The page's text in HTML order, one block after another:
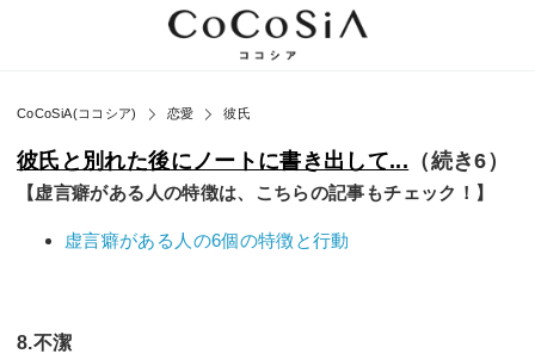
CoCoSiA(ココシア) 恋愛 彼氏
彼氏と別れた後にノートに書き出して... （続き6）
【虚言癖がある人の特徴は、こちらの記事もチェック！】
虚言癖がある人の6個の特徴と行動
8.不潔